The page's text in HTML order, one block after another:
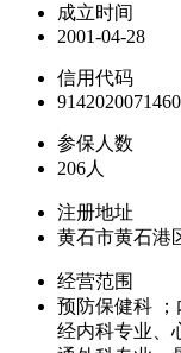
成立时间
2001-04-28
信用代码
参保人数
206人
注册地址
黄石市黄石港
经营范围
预防保健科
经内科专业、